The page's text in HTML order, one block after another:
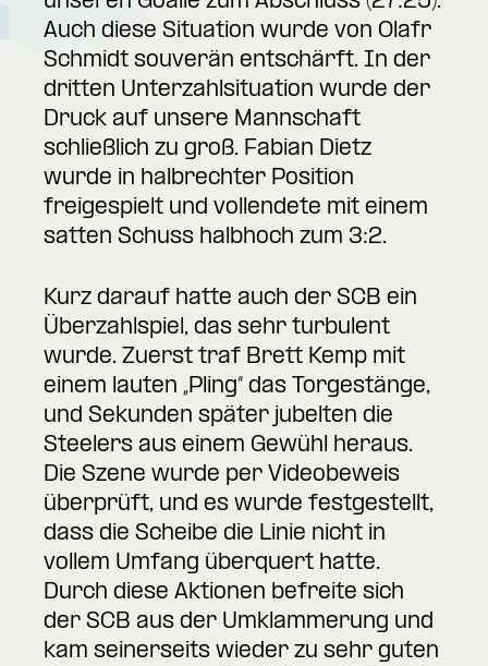
Auch diese Situation wurde von Olafr
Schmidt souverän entschärft. In der
dritten Unterzahlsituation wurde der
Druck auf unsere Mannschaft
schließlich zu groß. Fabian Dietz
wurde in halbrechter Position
freigespielt und vollendete mit einem
satten Schuss halbhoch zum 3:2.
Kurz darauf hatte auch der SCB ein
Überzahlspiel, das sehr turbulent
wurde. Zuerst traf Brett Kemp mit
einem lauten „Pling“ das Torgestänge,
und Sekunden später jubelten die
Steelers aus einem Gewühl heraus.
Die Szene wurde per Videobeweis
überprüft, und es wurde festgestellt,
dass die Scheibe die Linie nicht in
vollem Umfang überquert hatte.
Durch diese Aktionen befreite sich
der SCB aus der Umklammerung und
kam seinerseits wieder zu sehr guten